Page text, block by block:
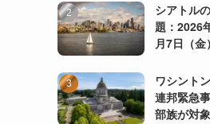
シアトル
題：2026
月7日（金）
ワシント
連邦緊急
部族が対象